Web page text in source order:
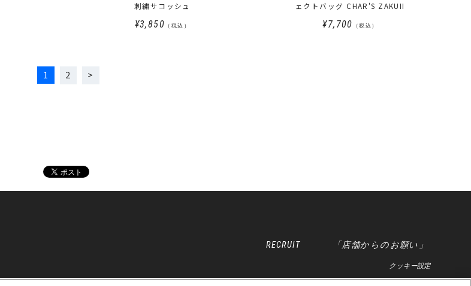
刺繡サコッシュ
¥3,850 （税込）
ェクトバッグ CHAR'S ZAKUII
¥7,700 （税込）
1 2
RECRUIT 「店舗からのお願い」
クッキー設定